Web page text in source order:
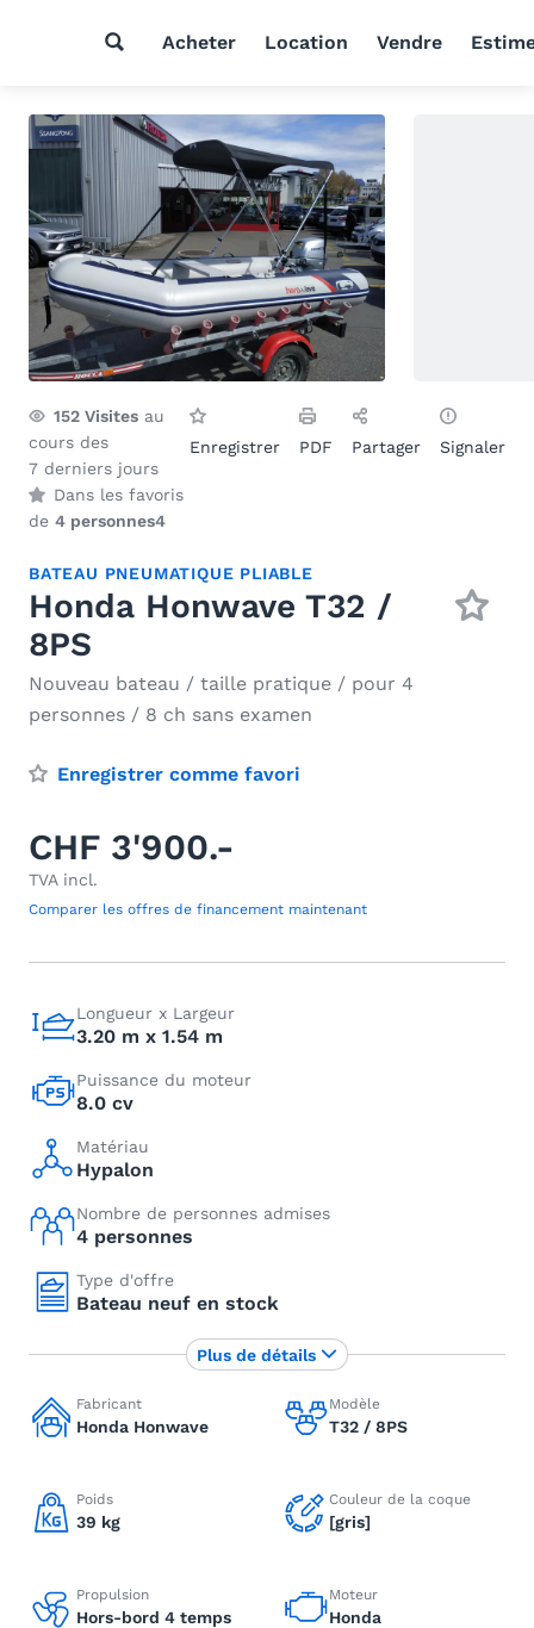
Acheter Location Vendre
152 Visites au
cours des
7 derniers jours
Dans les favoris
de 4 personnes4
Enregistrer PDF Partager Signaler
BATEAU PNEUMATIQUE PLIABLE
Honda Honwave T32 /
8PS
Nouveau bateau / taille pratique / pour 4
personnes / 8 ch sans examen
Enregistrer comme favori
CHF 3'900.-
TVA incl.
Comparer les offres de financement maintenant
Longueur x Largeur
3.20 m x 1.54 m
Puissance du moteur
8.0 cv
Matériau
Hypalon
Nombre de personnes admises
4 personnes
Type d'offre
Bateau neuf en stock
Fabricant
Honda Honwave
Modèle
T32 / 8PS
Poids
39 kg
Couleur de la coque
[gris]
Propulsion
Hors-bord 4 temps
Moteur
Honda
Plus de détails